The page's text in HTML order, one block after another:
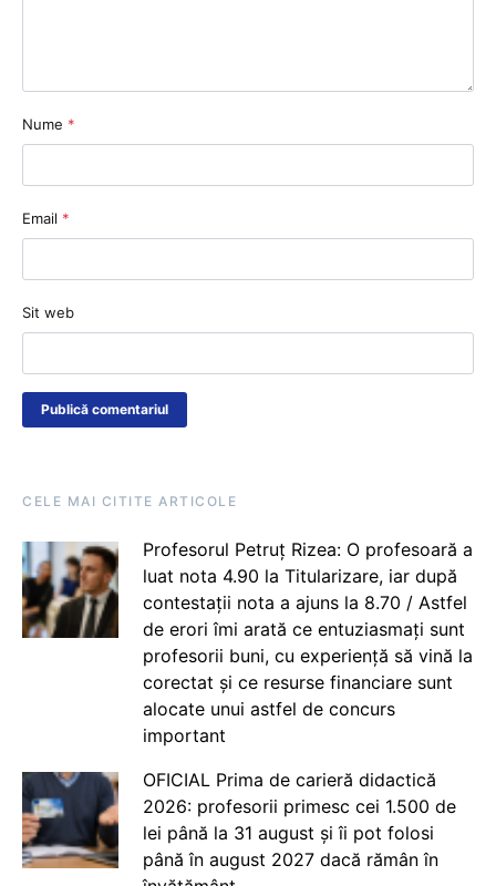
Nume *
Email *
Sit web
CELE MAI CITITE ARTICOLE
Profesorul Petruț Rizea: O profesoară a
luat nota 4.90 la Titularizare, iar după
contestații nota a ajuns la 8.70 / Astfel
de erori îmi arată ce entuziasmați sunt
profesorii buni, cu experiență să vină la
corectat și ce resurse financiare sunt
alocate unui astfel de concurs
important
OFICIAL Prima de carieră didactică
2026: profesorii primesc cei 1.500 de
lei până la 31 august și îi pot folosi
până în august 2027 dacă rămân în